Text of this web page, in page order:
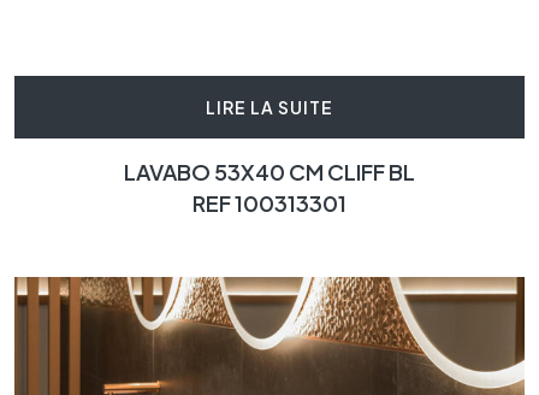
LIRE LA SUITE
LAVABO 53X40 CM CLIFF BL
REF 100313301